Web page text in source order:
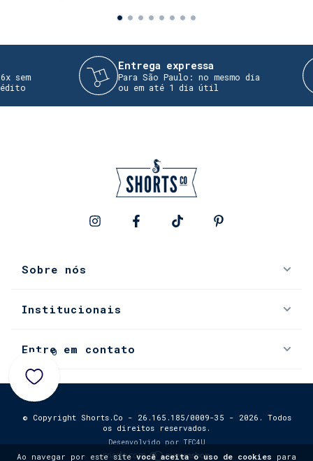
Ao navegar por este sitevocê aceita o uso de cookies para
Entrega expressa
Para São Paulo: no mesmo dia
ou em até 1 dia útil
Sobre nós
Institucionais
Entre em contato
© Copyright Shorts.Co - 26.165.185/0009-35 - 2026. Todos
os direitos reservados.
Desenvolvido por TEC4U
0